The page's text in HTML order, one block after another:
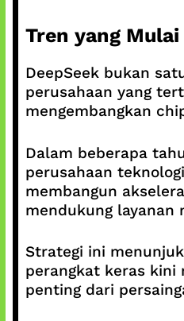
Tren yang
DeepSeek bukan
perusahaan yang
mengembangkan
Dalam beberapa
perusahaan
membangun
mendukung layanan
Strategi ini
perangkat keras kini
penting dari